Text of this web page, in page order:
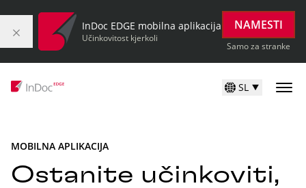
InDoc EDGE mobilna aplikacija
Učinkovitost kjerkoli
NAMESTI
Samo za stranke
SL
MOBILNA APLIKACIJA
Ostanite učinkoviti,